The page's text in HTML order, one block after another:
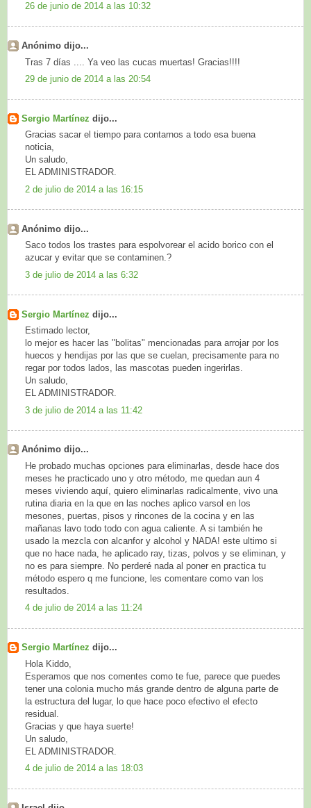
26 de junio de 2014 a las 10:32
Anónimo dijo...
Tras 7 días .... Ya veo las cucas muertas! Gracias!!!!
29 de junio de 2014 a las 20:54
Sergio Martínez dijo...
Gracias sacar el tiempo para contarnos a todo esa buena
noticia,
Un saludo,
EL ADMINISTRADOR.
2 de julio de 2014 a las 16:15
Anónimo dijo...
Saco todos los trastes para espolvorear el acido borico con el
azucar y evitar que se contaminen.?
3 de julio de 2014 a las 6:32
Sergio Martínez dijo...
Estimado lector,
lo mejor es hacer las "bolitas" mencionadas para arrojar por los
huecos y hendijas por las que se cuelan, precisamente para no
regar por todos lados, las mascotas pueden ingerirlas.
Un saludo,
EL ADMINISTRADOR.
3 de julio de 2014 a las 11:42
Anónimo dijo...
He probado muchas opciones para eliminarlas, desde hace dos
meses he practicado uno y otro método, me quedan aun 4
meses viviendo aquí, quiero eliminarlas radicalmente, vivo una
rutina diaria en la que en las noches aplico varsol en los
mesones, puertas, pisos y rincones de la cocina y en las
mañanas lavo todo todo con agua caliente. A si también he
usado la mezcla con alcanfor y alcohol y NADA! este ultimo si
que no hace nada, he aplicado ray, tizas, polvos y se eliminan, y
no es para siempre. No perderé nada al poner en practica tu
método espero q me funcione, les comentare como van los
resultados.
4 de julio de 2014 a las 11:24
Sergio Martínez dijo...
Hola Kiddo,
Esperamos que nos comentes como te fue, parece que puedes
tener una colonia mucho más grande dentro de alguna parte de
la estructura del lugar, lo que hace poco efectivo el efecto
residual.
Gracias y que haya suerte!
Un saludo,
EL ADMINISTRADOR.
4 de julio de 2014 a las 18:03